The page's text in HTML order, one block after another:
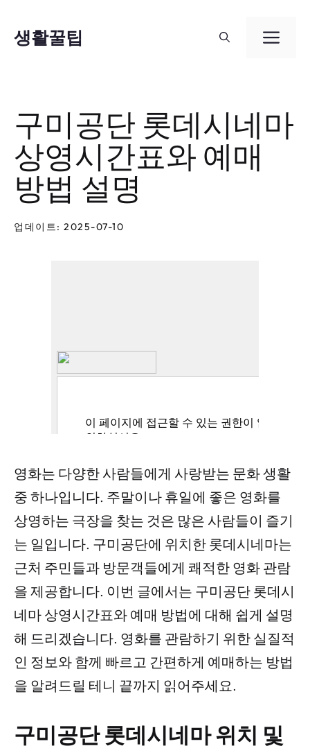
생활꿀팁
메
구미공단 롯데시네마
상영시간표와 예매
방법 설명
업데이트: 2025-07-10
영화는 다양한 사람들에게 사랑받는 문화 생활
중 하나입니다. 주말이나 휴일에 좋은 영화를
상영하는 극장을 찾는 것은 많은 사람들이 즐기
는 일입니다. 구미공단에 위치한 롯데시네마는
근처 주민들과 방문객들에게 쾌적한 영화 관람
을 제공합니다. 이번 글에서는 구미공단 롯데시
네마 상영시간표와 예매 방법에 대해 쉽게 설명
해 드리겠습니다. 영화를 관람하기 위한 실질적
인 정보와 함께 빠르고 간편하게 예매하는 방법
을 알려드릴 테니 끝까지 읽어주세요.
구미공단 롯데시네마 위치 및